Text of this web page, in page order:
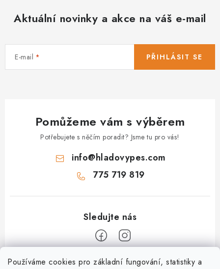
Používáme cookies pro základní fungování, statistiky a
Aktuální novinky a akce na váš e-mail
E-mail PŘIHLÁSIT SE
Pomůžeme vám s výběrem
Potřebujete s něčím poradit? Jsme tu pro vás!
info@hladovypes.com
775 719 819